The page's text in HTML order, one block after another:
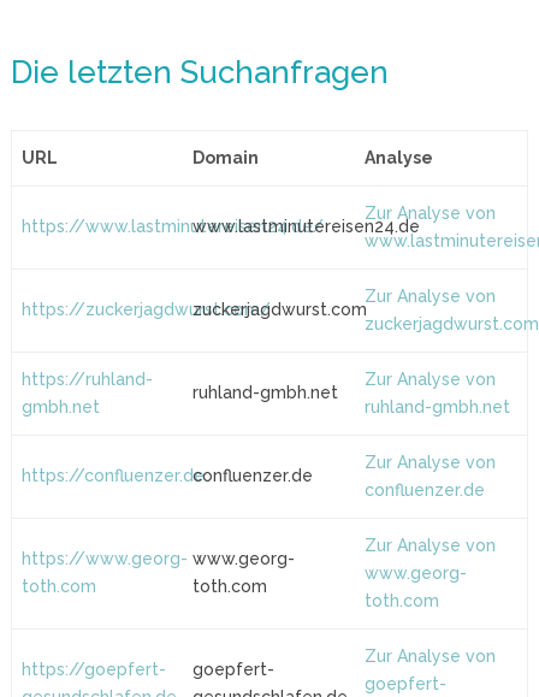
Die letzten Suchanfragen
URL Domain Analyse
https://www.lastminutereisen24.de/
www.lastminutereisen24.de
Zur Analyse von
https://zuckerjagdwurst.com/zuckerjagdwurst.com
Zur Analyse von
zuckerjagdwurst.com
https://ruhland-
gmbh.net
ruhland-gmbh.net
Zur Analyse von
ruhland-gmbh.net
https://confluenzer.deconfluenzer.de
Zur Analyse von
confluenzer.de
https://www.georg-
toth.com
www.georg-
toth.com
Zur Analyse von
www.georg-
toth.com
https://goepfert-
goepfert-
Zur Analyse von
goepfert-